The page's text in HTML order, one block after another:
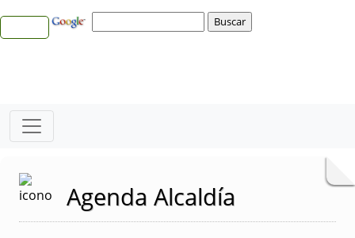
Agenda Alcaldía